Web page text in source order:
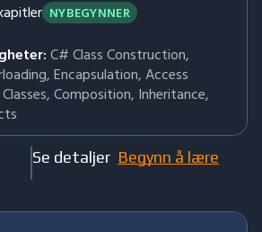
NYBEGYNNER
C# Class Construction,
Encapsulation, Access
Composition, Inheritance,
Se detaljer Begynn å lære